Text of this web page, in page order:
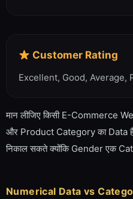
Customer Rating
Excellent, Good, Average,
मान लीजिए किसी E-Commerce
और Product Category का Data
निकाल सकते क्योंकि Gender एक
Numerical Data vs